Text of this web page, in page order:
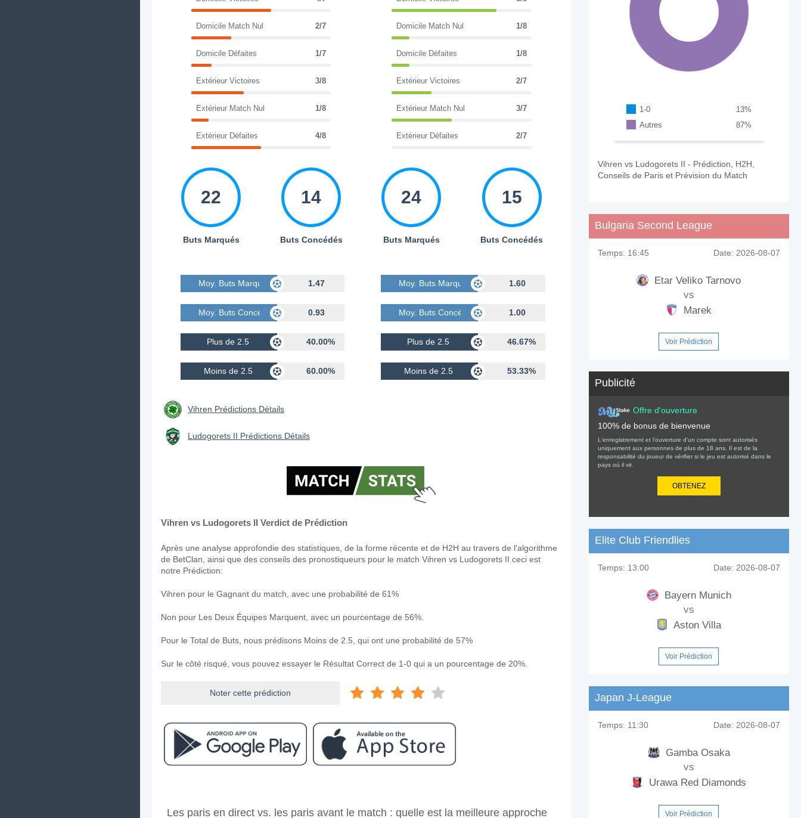
Domicile Match Nul 2/7
Domicile Défaites 1/7
Extérieur Victoires 3/8
Extérieur Match Nul 1/8
Extérieur Défaites 4/8
22
Buts Marqués
14
Buts Concédés
Moy. Buts Marqués 1.47
Moy. Buts Concédés 0.93
Plus de 2.5 40.00%
Moins de 2.5 60.00%
Domicile Match Nul 1/8
Domicile Défaites 1/8
Extérieur Victoires 2/7
Extérieur Match Nul 3/7
Extérieur Défaites 2/7
24
Buts Marqués
15
Buts Concédés
Moy. Buts Marqués 1.60
Moy. Buts Concédés 1.00
Plus de 2.5 46.67%
Moins de 2.5 53.33%
Vihren Prédictions Détails
Ludogorets II Prédictions Détails
Vihren vs Ludogorets II Verdict de Prédiction
Après une analyse approfondie des statistiques, de la forme récente et de H2H au travers de l'algorithme
de BetClan, ainsi que des conseils des pronostiqueurs pour le match Vihren vs Ludogorets II ceci est
notre Prédiction:
Vihren pour le Gagnant du match, avec une probabilité de 61%
Non pour Les Deux Équipes Marquent, avec un pourcentage de 56%.
Pour le Total de Buts, nous prédisons Moins de 2.5, qui ont une probabilité de 57%
Sur le côté risqué, vous pouvez essayer le Résultat Correct de 1-0 qui a un pourcentage de 20%.
Noter cette prédiction
Le match entre Vihren v Ludogorets II 21 February 2026 12:00.
Les paris en direct vs. les paris avant le match : quelle est la meilleure approche
1-0 %
13
Autres
%
87
Vihren vs Ludogorets II - Prédiction, H2H,
Conseils de Paris et Prévision du Match
Bulgaria Second League
Temps: 16:45 Date: 2026-08-07
Etar Veliko Tarnovo
vs
Marek
Voir Prédiction
Publicité
Offre d'ouverture
100% de bonus de bienvenue
L'enregistrement et l'ouverture d'un compte sont autorisés
uniquement aux personnes de plus de 18 ans. Il est de la
responsabilité du joueur de vérifier si le jeu est autorisé dans le
pays où il vit.
OBTENEZ
Elite Club Friendlies
Temps: 13:00 Date: 2026-08-07
Bayern Munich
vs
Aston Villa
Voir Prédiction
Japan J-League
Temps: 11:30 Date: 2026-08-07
Gamba Osaka
vs
Urawa Red Diamonds
Voir Prédiction